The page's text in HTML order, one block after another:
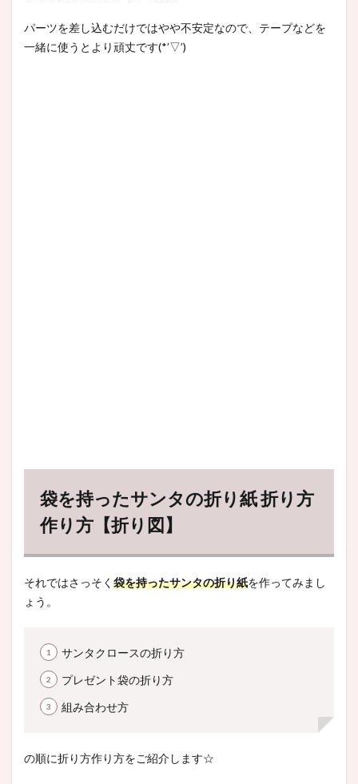
パーツを差し込むだけではやや不安定なので、テープなどを
一緒に使うとより頑丈です(*’▽’)
袋を持ったサンタの折り紙 折り方
作り方【折り図】
それではさっそく 袋を持ったサンタの折り紙を作ってみまし
ょう。
サンタクロースの折り方
プレゼント袋の折り方
組み合わせ方
の順に折り方作り方をご紹介します☆